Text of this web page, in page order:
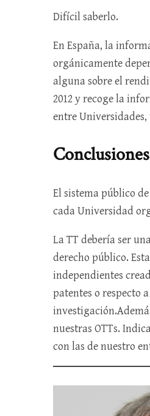
Difícil saberlo.
En España, la
orgánicamente
alguna sobre el
2012 y recoge la
entre
Conclusiones
El sistema público
cada Universidad
La TT debería ser
derecho público.
independientes
patentes o respecto
nuestras OTTs.
con las de nuestro